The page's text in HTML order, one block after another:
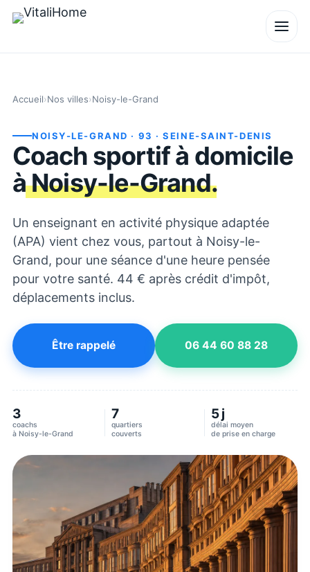
Accueil›Nos villes›Noisy-le-Grand
NOISY-LE-GRAND · 93 · SEINE-SAINT-DENIS
Coach sportif à domicile
àNoisy-le-Grand.
Un enseignant en activité physique adaptée
(APA) vient chez vous, partout à Noisy-le-
Grand, pour une séance d'une heure pensée
pour votre santé. 44 € après crédit d'impôt,
déplacements inclus.
Être rappelé 06 44 60 88 28
3
coachs
à Noisy-le-Grand
7
quartiers
couverts
5 j
délai moyen
de prise en charge